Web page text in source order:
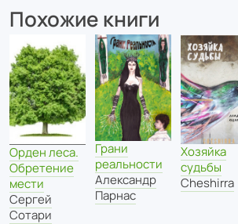
Похожие книги
Орден леса.
Обретение
мести
Сергей
Сотари
Грани
реальности
Александр
Парнас
Хозяйка
судьбы
Cheshirra